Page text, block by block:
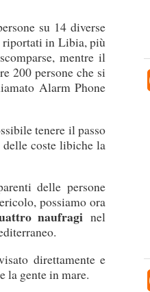
su 14 diverse
riportati in Libia, più
mentre il
200 persone che si
Alarm Phone
tenere il passo
coste libiche la
delle persone
possiamo ora
naufraginel
direttamente e
la gente in mare.